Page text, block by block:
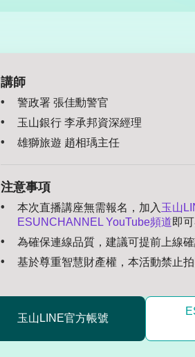
講師
警政署 張佳勳警官
玉山銀行 李承邦資深經理
雄獅旅遊 趙相瑀主任
注意事項
本次直播講座無需報名，加入 玉山
ESUNCHANNEL YouTube頻道即
為確保連線品質，建議可提前上線確
基於尊重智慧財產權，本活動禁止拍
玉山LINE官方帳號